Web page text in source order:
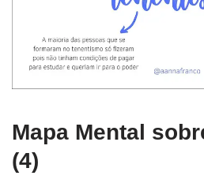
Mapa Mental
(4)